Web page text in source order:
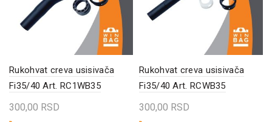
Rukohvat creva usisivača
Fi35/40 Art. RC1WB35
300,00 RSD
Rukohvat creva usisivača
Fi35/40 Art. RCWB35
300,00 RSD